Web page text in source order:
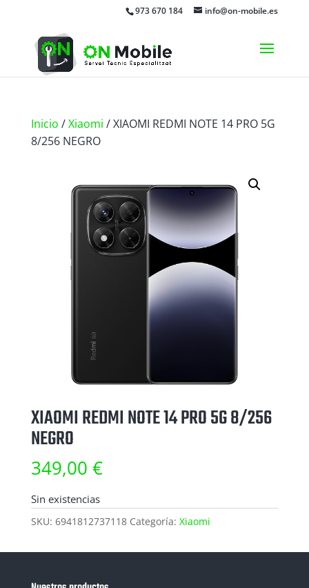
973 670 184 info@on-mobile.es
Inicio /Xiaomi / XIAOMI REDMI NOTE 14 PRO 5G
8/256 NEGRO
XIAOMI REDMI NOTE 14 PRO 5G 8/256
NEGRO
349,00 €
Sin existencias
SKU: 6941812737118 Categoría: Xiaomi